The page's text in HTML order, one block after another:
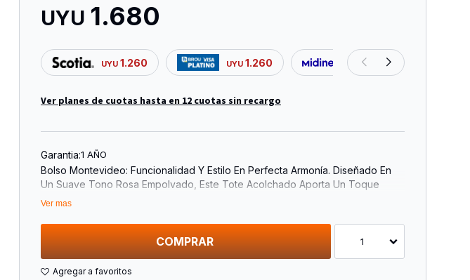
UYU 1.680
UYU 1.260 UYU 1.260 UYU 1.380
Ver planes de cuotas hasta en 12 cuotas sin recargo
Garantia:1 AÑO
Bolso Montevideo: Funcionalidad Y Estilo En Perfecta Armonía. Diseñado En
Un Suave Tono Rosa Empolvado, Este Tote Acolchado Aporta Un Toque
Moderno Y Delicado A Cualquier Look. Su Estructura Ligera Pero Resistente
Trabajo, La Universidad O Una Salida Casual.
Espacioso Que Permite Organizar Tus Esenciales Con Facilidad Y Un Acabado
Ver mas
COMPRAR 1